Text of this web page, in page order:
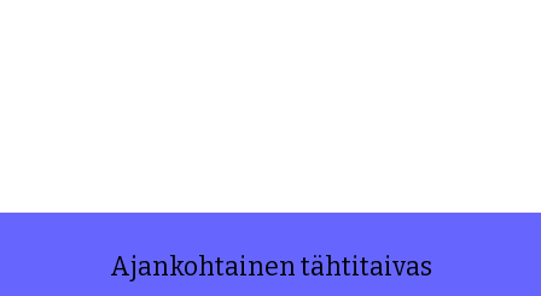
Ajankohtainen tähtitaivas